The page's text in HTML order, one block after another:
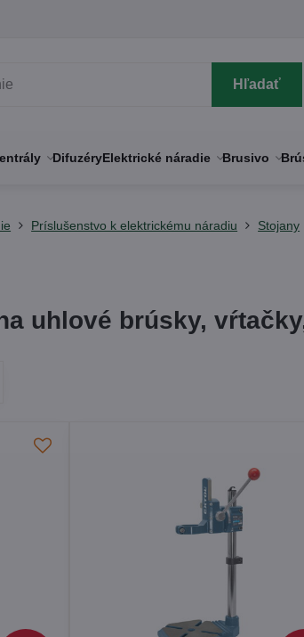
Hľadať
DifuzéryElektrické náradie Brusivo
Príslušenstvo k elektrickému náradiu Stojany
uhlové brúsky,